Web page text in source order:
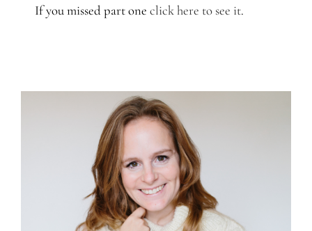
If you missed part one click here to see it.